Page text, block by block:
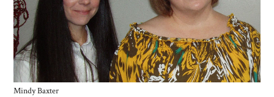
Mindy Baxter